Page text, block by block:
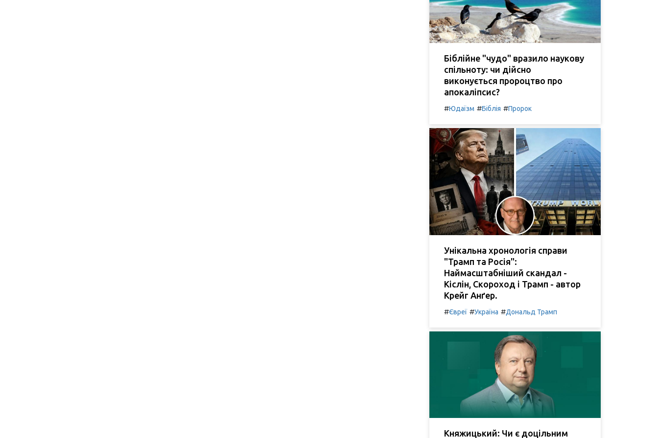
Біблійне "чудо" вразило наукову
спільноту: чи дійсно
виконується пророцтво про
апокаліпсис?
#Юдаїзм #Біблія #Пророк
Унікальна хронологія справи
"Трамп та Росія":
Наймасштабніший скандал -
Кіслін, Скороход і Трамп - автор
Крейг Анґер.
#Євреї #Україна #Дональд Трамп
Княжицький: Чи є доцільним